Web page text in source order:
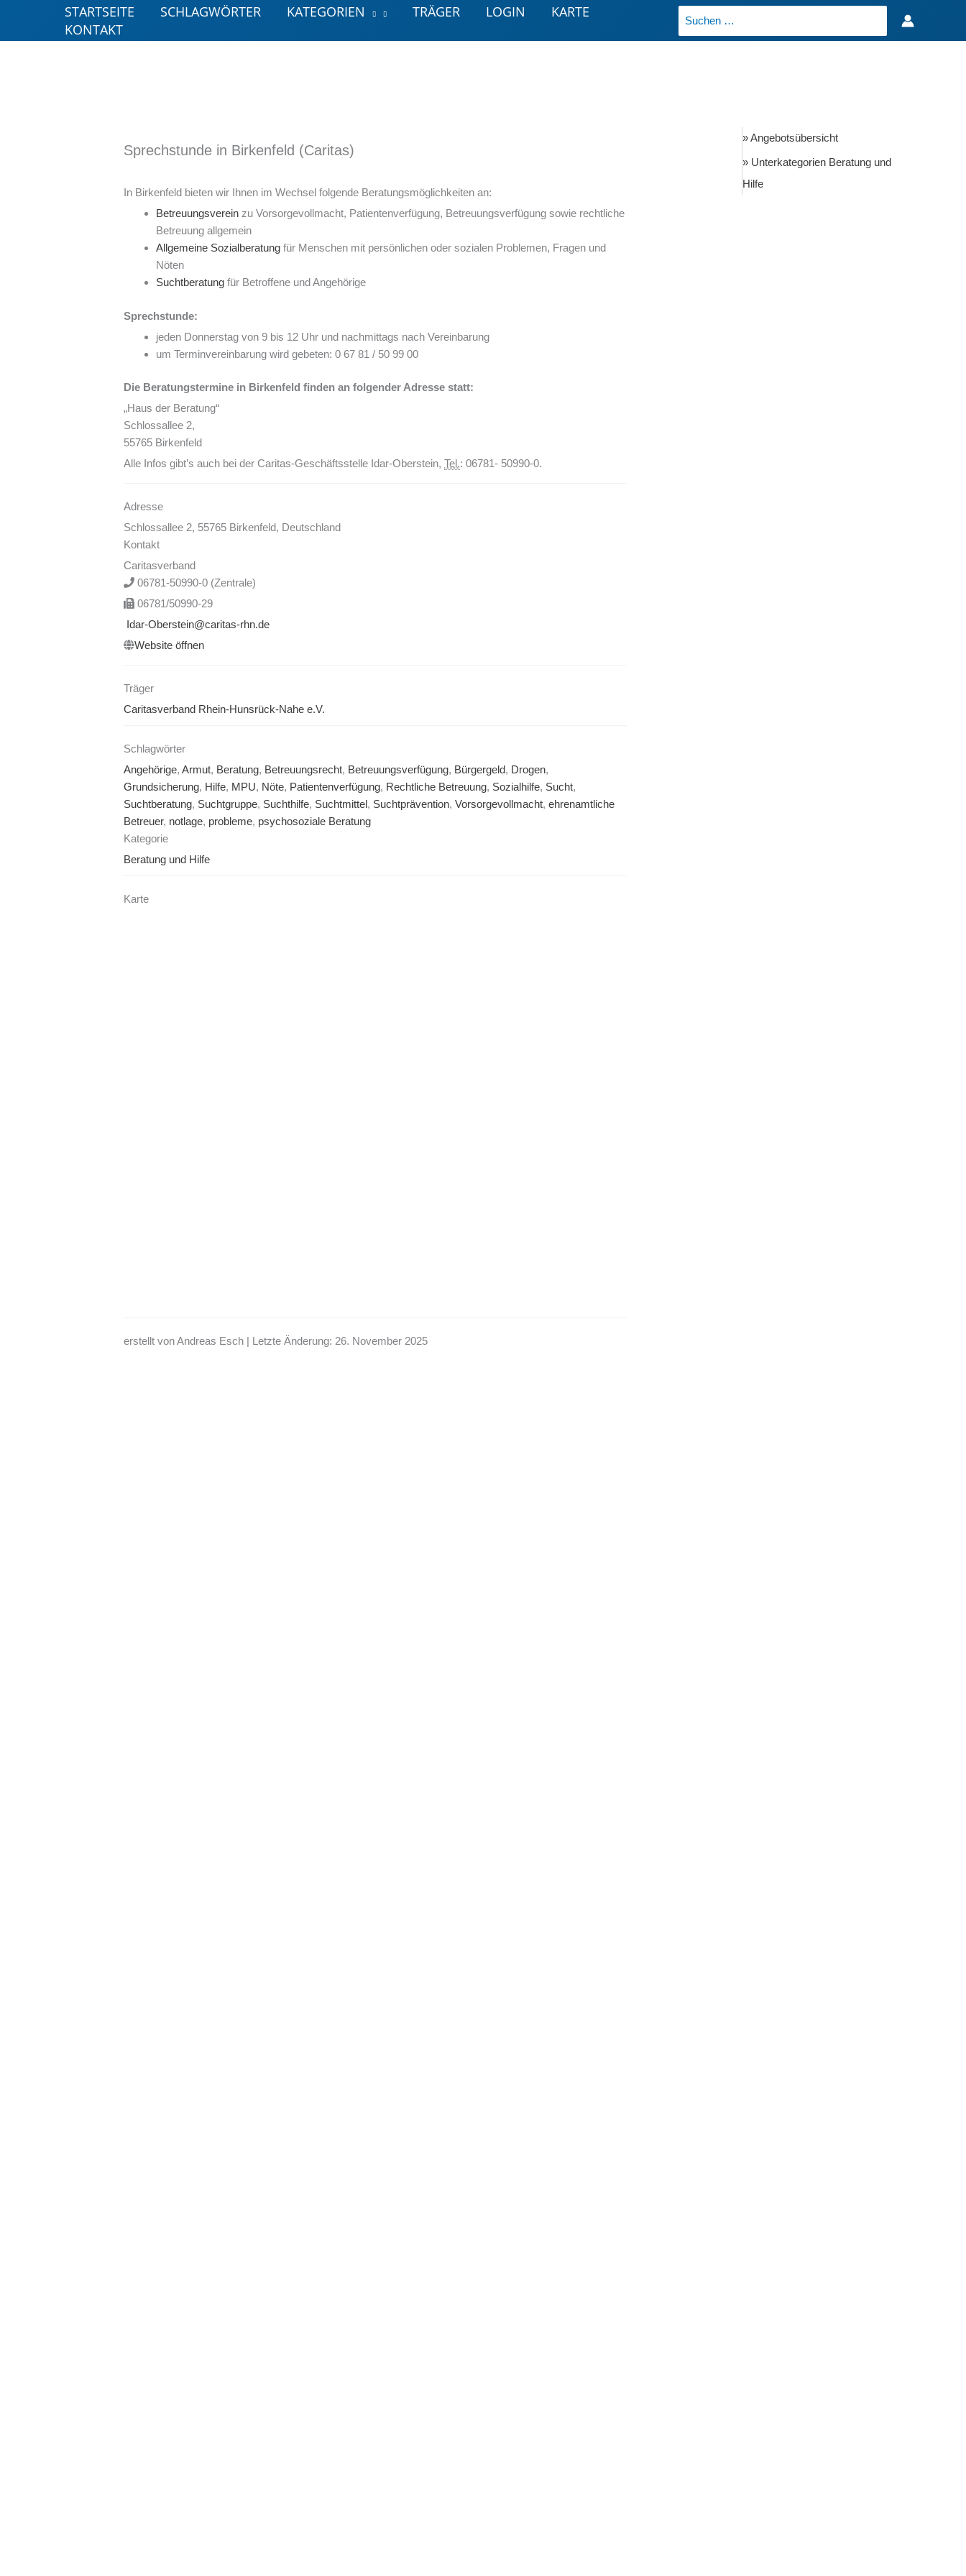
springen
STARTSEITE SCHLAGWÖRTER KATEGORIEN TRÄGER LOGIN
KARTE
KONTAKT
Search
for:
Sprechstunde in Birkenfeld (Caritas)
In Birkenfeld bieten wir Ihnen im Wechsel folgende Beratungsmöglichkeiten an:
Betreuungsverein zu Vorsorgevollmacht, Patientenverfügung, Betreuungsverfügung sowie rechtliche
Betreuung allgemein
Allgemeine Sozialberatung für Menschen mit persönlichen oder sozialen Problemen, Fragen und
Nöten
Suchtberatung für Betroffene und Angehörige
Sprechstunde:
jeden Donnerstag von 9 bis 12 Uhr und nachmittags nach Vereinbarung
um Terminvereinbarung wird gebeten: 0 67 81 / 50 99 00
Die Beratungstermine in Birkenfeld finden an folgender Adresse statt:
„Haus der Beratung“
Schlossallee 2,
55765 Birkenfeld
Alle Infos gibt’s auch bei der Caritas-Geschäftsstelle Idar-Oberstein,Tel.: 06781- 50990-0.
Adresse
Schlossallee 2, 55765 Birkenfeld, Deutschland
Kontakt
Caritasverband
06781-50990-0 (Zentrale)
06781/50990-29
Idar-Oberstein@caritas-rhn.de
Website öffnen
Träger
Caritasverband Rhein-Hunsrück-Nahe e.V.
Schlagwörter
Angehörige,Armut, Beratung, Betreuungsrecht, Betreuungsverfügung, Bürgergeld, Drogen,
Grundsicherung, Hilfe, MPU, Nöte, Patientenverfügung, Rechtliche Betreuung, Sozialhilfe, Sucht,
Suchtberatung, Suchtgruppe, Suchthilfe, Suchtmittel, Suchtprävention,Vorsorgevollmacht,ehrenamtliche
Betreuer, notlage, probleme, psychosoziale Beratung
Kategorie
Beratung und Hilfe
Karte
erstellt von Andreas Esch | Letzte Änderung: 26. November 2025
» Angebotsübersicht
» Unterkategorien Beratung und
Hilfe